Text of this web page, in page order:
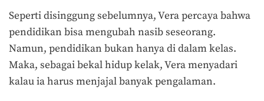
Seperti disinggung sebelumnya, Vera percaya bahwa
pendidikan bisa mengubah nasib seseorang.
Namun, pendidikan bukan hanya di dalam kelas.
Maka, sebagai bekal hidup kelak, Vera menyadari
kalau ia harus menjajal banyak pengalaman.